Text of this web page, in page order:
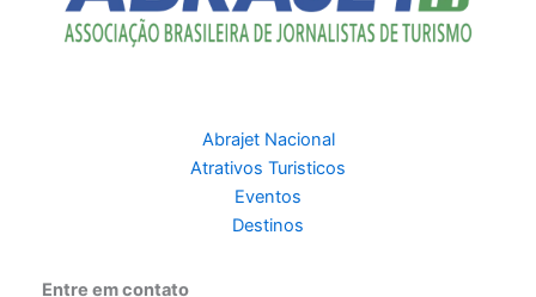
Abrajet Nacional
Atrativos Turisticos
Eventos
Destinos
Entre em contato